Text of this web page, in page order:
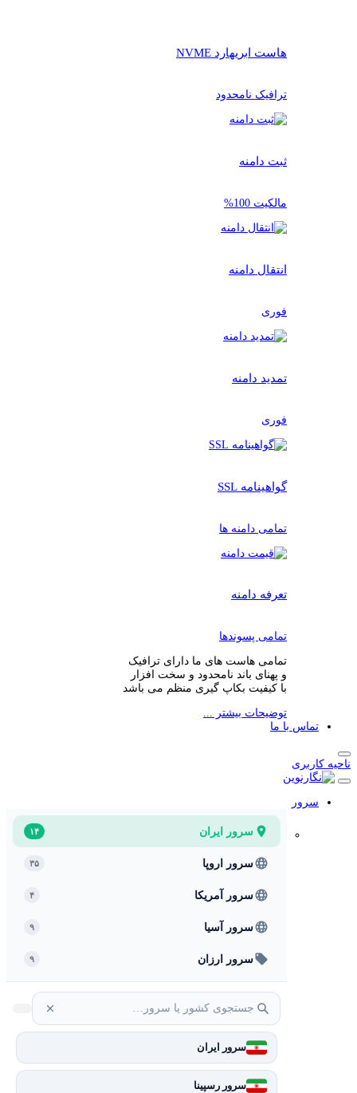
هاست ابریهارد NVME
ترافیک نامحدود
ثبت دامنه
مالکیت 100%
انتقال دامنه
فوری
تمدید دامنه
فوری
گواهینامه SSL
تمامی دامنه ها
تعرفه دامنه
تمامی پسوندها
تمامی هاست های ما دارای ترافیک
و پهنای باند نامحدود و سخت افزار
با کیفیت بکاپ گیری منظم می باشد
توضیحات بیشتر ...
تماس با ما
ناحیه کاربری
سرور
سرور ایران ۱۴
سرور اروپا ۳۵
سرور آمریکا ۴
سرور آسیا ۹
سرور ارزان ۹
سرور ایران
سرور رسپینا